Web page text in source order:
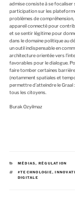
admise consiste à se focaliser
participation sur les
problèmes de compréhension,
appareil connecté pour
et se sentir légitime pour
dans le domaine politique au
un outil indispensable en
architecture orientée vers
favorables pour le dialogue.
faire tomber certaines
(notamment spatiales et
permettre d’atteindre le Graal
tous les citoyens.
Burak Ozyilmaz
C
T
É
MÉDIAS, RÉGULATION
É
T
#TECHNOLOGIE,
DIGITALE